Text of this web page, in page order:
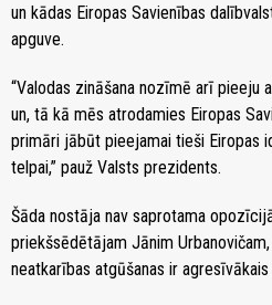
un kādas Eiropas Savienības
apguve.
“Valodas zināšana nozīmē arī
un, tā kā mēs atrodamies Eiropas
primāri jābūt pieejamai tieši Eiropas
telpai,” pauž Valsts prezidents.
Šāda nostāja nav saprotama
priekšsēdētājam Jānim
neatkarības atgūšanas ir